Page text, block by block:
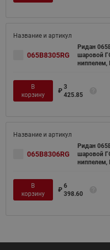
065B8305RG
Ридан
шаровой
ниппелем,
В
корзину
₽
3
425.85
065B8306RG
Ридан
шаровой
ниппелем,
В
корзину
₽
6
398.60